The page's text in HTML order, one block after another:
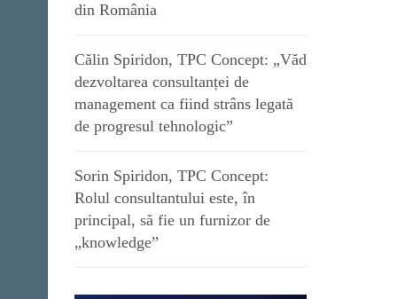
din România
Călin Spiridon, TPC Concept: „Văd
dezvoltarea consultanței de
management ca fiind strâns legată
de progresul tehnologic”
Sorin Spiridon, TPC Concept:
Rolul consultantului este, în
principal, să fie un furnizor de
„knowledge”